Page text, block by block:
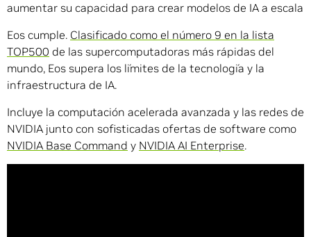
aumentar su capacidad para crear modelos de IA a escala
Eos cumple. Clasificado como el número 9 en la lista
TOP500 de las supercomputadoras más rápidas del
mundo, Eos supera los límites de la tecnología y la
infraestructura de IA.
Incluye la computación acelerada avanzada y las redes de
NVIDIA junto con sofisticadas ofertas de software como
NVIDIA Base Command y NVIDIA AI Enterprise.